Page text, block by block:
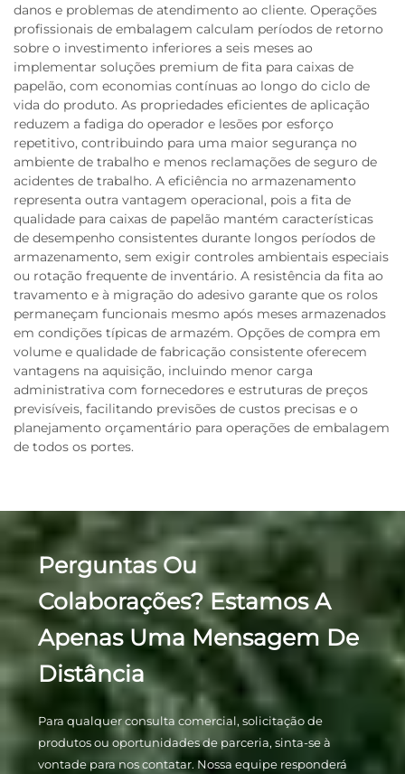
danos e problemas de atendimento ao cliente. Operações
profissionais de embalagem calculam períodos de retorno
sobre o investimento inferiores a seis meses ao
implementar soluções premium de fita para caixas de
papelão, com economias contínuas ao longo do ciclo de
vida do produto. As propriedades eficientes de aplicação
reduzem a fadiga do operador e lesões por esforço
repetitivo, contribuindo para uma maior segurança no
ambiente de trabalho e menos reclamações de seguro de
acidentes de trabalho. A eficiência no armazenamento
representa outra vantagem operacional, pois a fita de
qualidade para caixas de papelão mantém características
de desempenho consistentes durante longos períodos de
armazenamento, sem exigir controles ambientais especiais
ou rotação frequente de inventário. A resistência da fita ao
travamento e à migração do adesivo garante que os rolos
permaneçam funcionais mesmo após meses armazenados
em condições típicas de armazém. Opções de compra em
volume e qualidade de fabricação consistente oferecem
vantagens na aquisição, incluindo menor carga
administrativa com fornecedores e estruturas de preços
previsíveis, facilitando previsões de custos precisas e o
planejamento orçamentário para operações de embalagem
de todos os portes.
Perguntas Ou
Colaborações? Estamos A
Apenas Uma Mensagem De
Distância
Para qualquer consulta comercial, solicitação de
produtos ou oportunidades de parceria, sinta-se à
vontade para nos contatar. Nossa equipe responderá